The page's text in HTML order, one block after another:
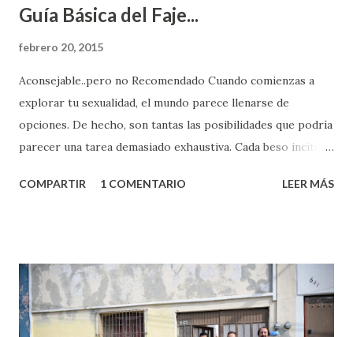
Guía Básica del Faje...
febrero 20, 2015
Aconsejable..pero no Recomendado Cuando comienzas a
explorar tu sexualidad, el mundo parece llenarse de
opciones. De hecho, son tantas las posibilidades que podría
parecer una tarea demasiado exhaustiva. Cada beso incita
partes de ti que jamás hubieras imaginado. El problema es
conoces ni la mitad de lo que deberías saber. Pero incluso
quienes ya han tenido relaciones sexuales no son expertos
o expertas en el tema. Siempre hay algo nuevo que
COMPARTIR 1 COMENTARIO LEER MÁS